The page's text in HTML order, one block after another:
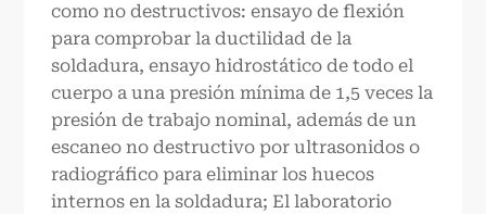
como no destructivos: ensayo de flexión
para comprobar la ductilidad de la
soldadura, ensayo hidrostático de todo el
cuerpo a una presión mínima de 1,5 veces la
presión de trabajo nominal, además de un
escaneo no destructivo por ultrasonidos o
radiográfico para eliminar los huecos
internos en la soldadura; El laboratorio